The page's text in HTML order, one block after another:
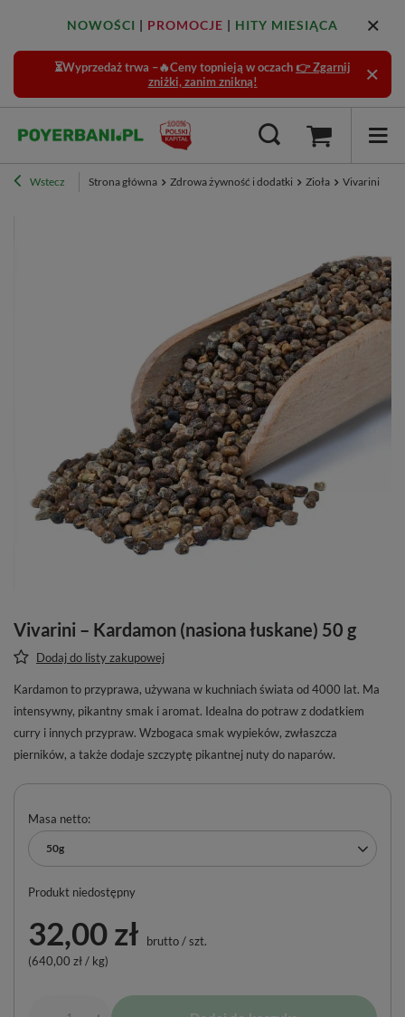
NOWOŚCI | PROMOCJE | HITY MIESIĄCA
⏳Wyprzedaż trwa –🔥Ceny topnieją w oczach 👉 Zgarnij
zniżki, zanim znikną!
Wstecz Strona główna Zdrowa żywność i dodatki Zioła Vivarini –
Vivarini – Kardamon (nasiona łuskane) 50 g
Dodaj do listy zakupowej
Kardamon to przyprawa, używana w kuchniach świata od 4000 lat. Ma
intensywny, pikantny smak i aromat. Idealna do potraw z dodatkiem
curry i innych przypraw. Wzbogaca smak wypieków, zwłaszcza
pierników, a także dodaje szczyptę pikantnej nuty do naparów.
Masa netto
50g
Produkt niedostępny
32,00 zł brutto/szt.
(640,00 zł / kg)